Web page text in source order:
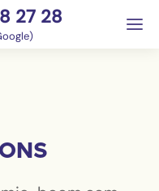
27 28